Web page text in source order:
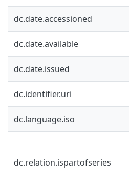
dc.date.accessioned
dc.date.available
dc.date.issued
dc.identifier.uri
dc.language.iso
dc.relation.ispartofseries